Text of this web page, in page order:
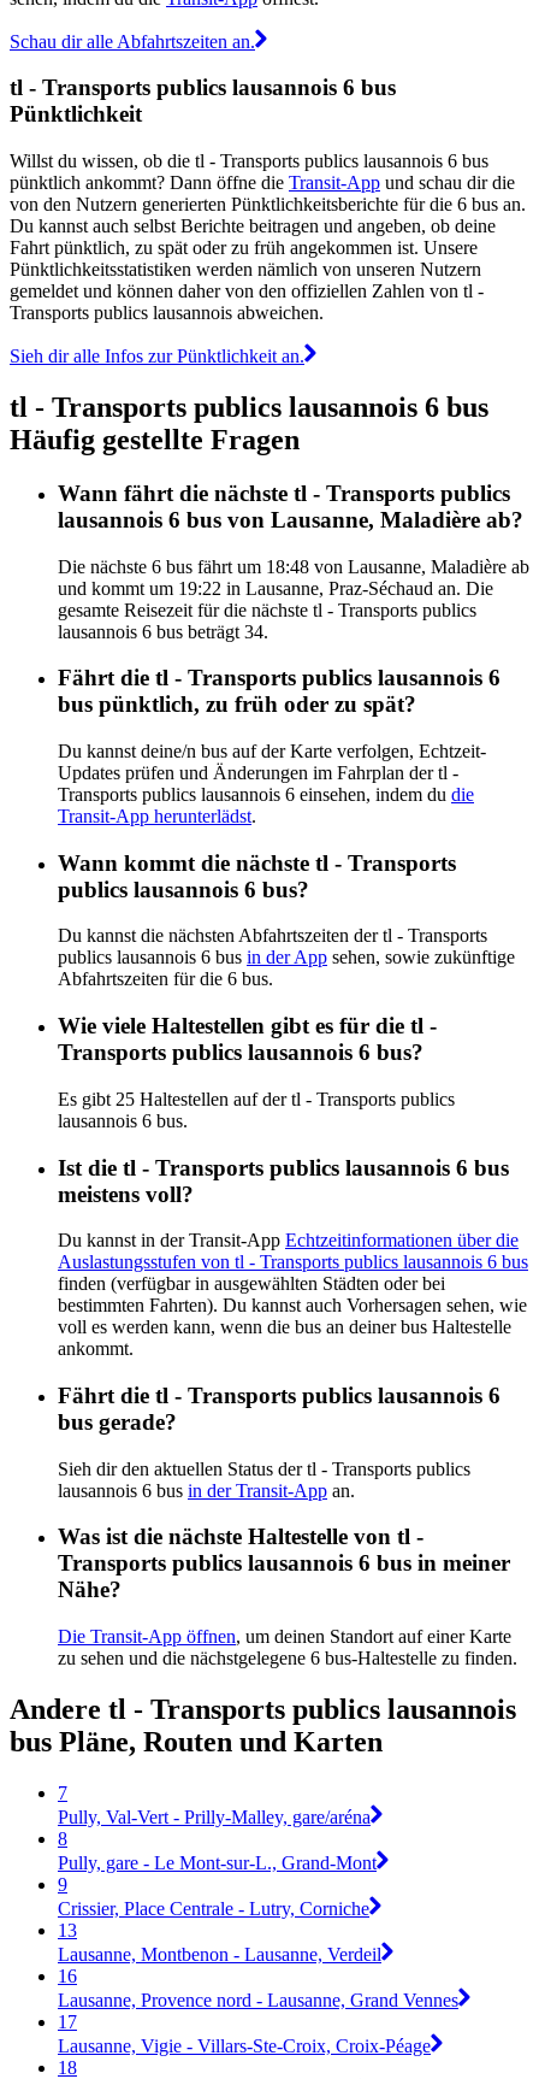
Schau dir alle Abfahrtszeiten an.
tl - Transports publics lausannois 6 bus
Pünktlichkeit
Willst du wissen, ob die tl - Transports publics lausannois 6 bus
pünktlich ankommt? Dann öffne die Transit-App und schau dir die
von den Nutzern generierten Pünktlichkeitsberichte für die 6 bus an.
Du kannst auch selbst Berichte beitragen und angeben, ob deine
Fahrt pünktlich, zu spät oder zu früh angekommen ist. Unsere
Pünktlichkeitsstatistiken werden nämlich von unseren Nutzern
gemeldet und können daher von den offiziellen Zahlen von tl -
Transports publics lausannois abweichen.
Sieh dir alle Infos zur Pünktlichkeit an.
tl - Transports publics lausannois 6 bus
Häufig gestellte Fragen
Wann fährt die nächste tl - Transports publics
lausannois 6 bus von Lausanne, Maladière ab?
Die nächste 6 bus fährt um 18:48 von Lausanne, Maladière ab
und kommt um 19:22 in Lausanne, Praz-Séchaud an. Die
gesamte Reisezeit für die nächste tl - Transports publics
lausannois 6 bus beträgt 34.
Fährt die tl - Transports publics lausannois 6
bus pünktlich, zu früh oder zu spät?
Du kannst deine/n bus auf der Karte verfolgen, Echtzeit-
Updates prüfen und Änderungen im Fahrplan der tl -
Transports publics lausannois 6 einsehen, indem du die
Transit-App herunterlädst.
Wann kommt die nächste tl - Transports
publics lausannois 6 bus?
Du kannst die nächsten Abfahrtszeiten der tl - Transports
publics lausannois 6 bus in der App sehen, sowie zukünftige
Abfahrtszeiten für die 6 bus.
Wie viele Haltestellen gibt es für die tl -
Transports publics lausannois 6 bus?
Es gibt 25 Haltestellen auf der tl - Transports publics
lausannois 6 bus.
Ist die tl - Transports publics lausannois 6 bus
meistens voll?
Du kannst in der Transit-App Echtzeitinformationen über die
Auslastungsstufen von tl - Transports publics lausannois 6 bus
finden (verfügbar in ausgewählten Städten oder bei
bestimmten Fahrten). Du kannst auch Vorhersagen sehen, wie
voll es werden kann, wenn die bus an deiner bus Haltestelle
ankommt.
Fährt die tl - Transports publics lausannois 6
bus gerade?
Sieh dir den aktuellen Status der tl - Transports publics
lausannois 6 bus in der Transit-App an.
Was ist die nächste Haltestelle von tl -
Transports publics lausannois 6 bus in meiner
Nähe?
Die Transit-App öffnen, um deinen Standort auf einer Karte
zu sehen und die nächstgelegene 6 bus-Haltestelle zu finden.
Andere tl - Transports publics lausannois
bus Pläne, Routen und Karten
7
Pully, Val-Vert - Prilly-Malley, gare/aréna
8
Pully, gare - Le Mont-sur-L., Grand-Mont
9
Crissier, Place Centrale - Lutry, Corniche
13
Lausanne, Montbenon - Lausanne, Verdeil
16
Lausanne, Provence nord - Lausanne, Grand Vennes
17
Lausanne, Vigie - Villars-Ste-Croix, Croix-Péage
18